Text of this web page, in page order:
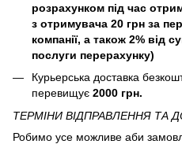
розрахунком під час
з отримувача 20 грн за
компанії, а також 2% від
послуги перерахунку)
Курьерська доставка
перевищує 2000 грн.
ТЕРМІНИ ВІДПРАВЛЕННЯ ТА
Робимо усе можливе аби